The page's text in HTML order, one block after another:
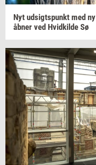
Nyt ud­sigts­punkt med ny
åbner ved Hvid­kil­de Sø